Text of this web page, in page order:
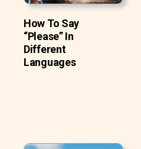
How To Say
“Please” In
Different
Languages